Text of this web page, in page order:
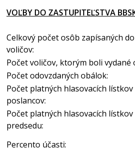
VOĽBY DO ZASTUPITEĽSTVA
Celkový počet osôb zapísaných
voličov:
Počet voličov, ktorým boli vydané
Počet odovzdaných obálok:
Počet platných hlasovacích
poslancov:
Počet platných hlasovacích
predsedu:
Percento účasti: